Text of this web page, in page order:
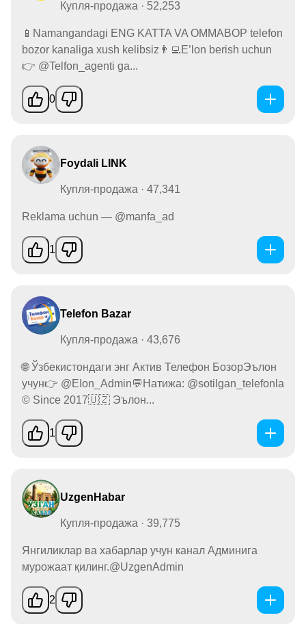
Купля-продажа · 52,253
📱Namangandagi ENG KATTA VA OMMABOP telefon
bozor kanaliga xush kelibsiz👨‍💻E’lon berish uchun
👉 @Telfon_agenti ga...
0
Foydali LINK
Купля-продажа · 47,341
Reklama uchun — @manfa_ad
1
Telefon Bazar
Купля-продажа · 43,676
🌐 Ўзбекистондаги энг Актив Телефон БозорЭълон
учун👉 @EIon_Admin💬Натижа: @sotilgan_telefonla
©️ Since 2017🇺🇿 Эълон...
1
UzgenHabar
Купля-продажа · 39,775
Янгиликлар ва хабарлар учун канал Админига
мурожаат қилинг.@UzgenAdmin
2